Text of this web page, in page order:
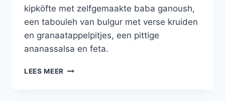
kipköfte met zelfgemaakte baba ganoush,
een tabouleh van bulgur met verse kruiden
en granaatappelpitjes, een pittige
ananassalsa en feta.
LEES MEER KIPKÖFTE